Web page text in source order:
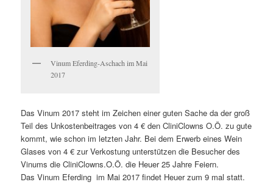
Vinum Eferding-Aschach im Mai
2017
Das Vinum 2017 steht im Zeichen einer guten Sache da der groß
Teil des Unkostenbeitrages von 4 € den CliniClowns O.Ö. zu gute
kommt, wie schon im letzten Jahr. Bei dem Erwerb eines Wein
Glases von 4 € zur Verkostung unterstützen die Besucher des
Vinums die CliniClowns.O.Ö. die Heuer 25 Jahre Feiern.
Das Vinum Eferding im Mai 2017 findet Heuer zum 9 mal statt.